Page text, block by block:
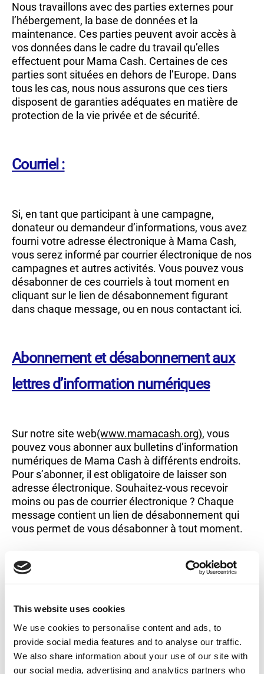
This website uses cookies
We use cookies to personalise content and ads, to
provide social media features and to analyse our traffic.
We also share information about your use of our site with
our social media, advertising and analytics partners who
Nous travaillons avec des parties externes pour
l’hébergement, la base de données et la
maintenance. Ces parties peuvent avoir accès à
vos données dans le cadre du travail qu’elles
effectuent pour Mama Cash. Certaines de ces
parties sont situées en dehors de l’Europe. Dans
tous les cas, nous nous assurons que ces tiers
disposent de garanties adéquates en matière de
protection de la vie privée et de sécurité.
Courriel :
Si, en tant que participant à une campagne,
donateur ou demandeur d’informations, vous avez
fourni votre adresse électronique à Mama Cash,
vous serez informé par courrier électronique de nos
campagnes et autres activités. Vous pouvez vous
désabonner de ces courriels à tout moment en
cliquant sur le lien de désabonnement figurant
dans chaque message, ou en nous contactant ici.
Abonnement et désabonnement aux
lettres d’information numériques
Sur notre site web(www.mamacash.org), vous
pouvez vous abonner aux bulletins d’information
numériques de Mama Cash à différents endroits.
Pour s’abonner, il est obligatoire de laisser son
adresse électronique. Souhaitez-vous recevoir
moins ou pas de courrier électronique ? Chaque
message contient un lien de désabonnement qui
vous permet de vous désabonner à tout moment.
Contact avec les donateurs
Si vous vous inscrivez comme donateur de Mama
Cash, nous enregistrons les données personnelles
que vous fournissez dans notre système
d’enregistrement des donateurs. Les nouveaux